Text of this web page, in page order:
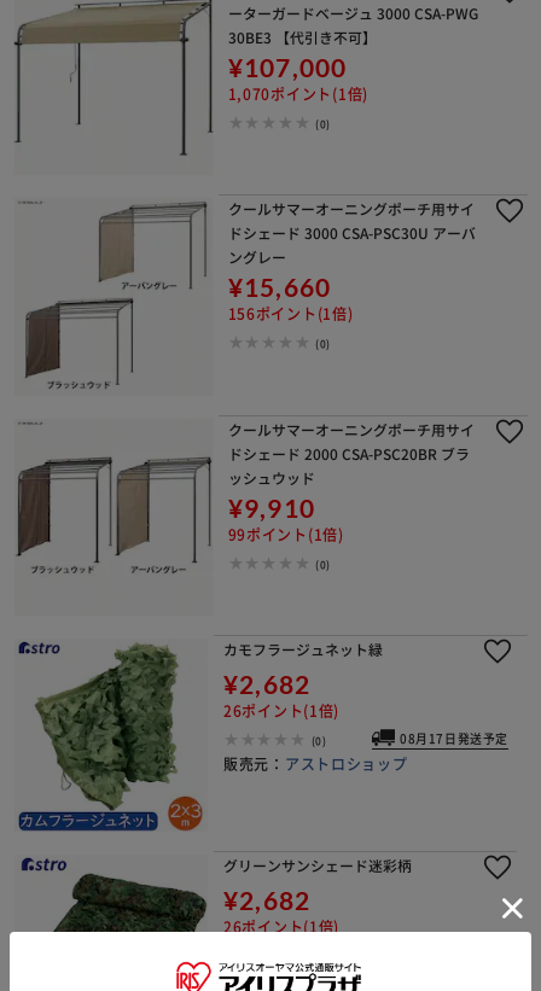
ーターガードベージュ 3000 CSA-PWG
30BE3 【代引き不可】
¥107,000
1,070ポイント(1倍)
(0)
クールサマーオーニングポーチ用サイ
ドシェード 3000 CSA-PSC30U アーバ
ングレー
¥15,660
156ポイント(1倍)
(0)
クールサマーオーニングポーチ用サイ
ドシェード 2000 CSA-PSC20BR ブラ
ッシュウッド
¥9,910
99ポイント(1倍)
(0)
カモフラージュネット緑
¥2,682
26ポイント(1倍)
(0) 08月17日発送予定
販売元： アストロショップ
グリーンサンシェード迷彩柄
¥2,682
26ポイント(1倍)
販売元：アストロショップ